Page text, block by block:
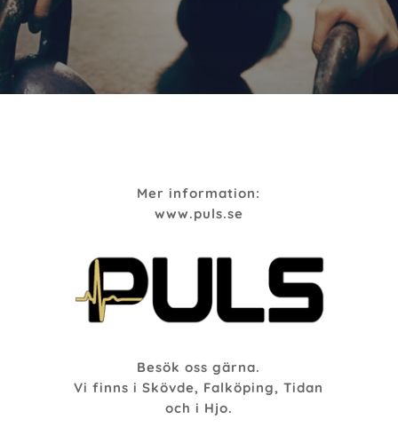
Mer information:
www.puls.se
Besök oss gärna.
Vi finns i Skövde, Falköping, Tidan
och i Hjo.